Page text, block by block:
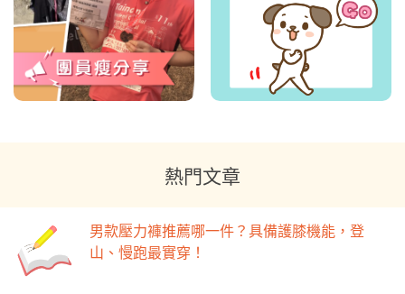
熱門文章
男款壓力褲推薦哪一件？具備護膝機能，登
山、慢跑最實穿！